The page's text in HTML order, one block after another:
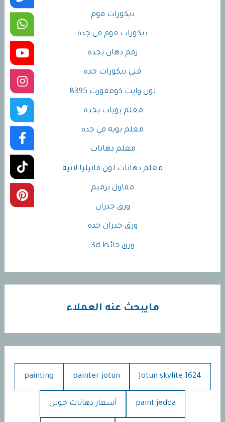
ديكورات فوم
ديكورات فوم في جده
رقم دهان بجدة
فني ديكورات جده
لون وايت كومفورت 8395
معلم بويات بجدة
معلم بويه في جده
معلم دهانات
معلم دهانات لون فانيليا لاتيه
مقاول ترميم
ورق جدران
ورق جدران جده
ورق حائط 3d
مايبحث عنه العملاء
Jotun skylite 1624
painter jotun
painting
paint jedda أسعار دهانات جوتن